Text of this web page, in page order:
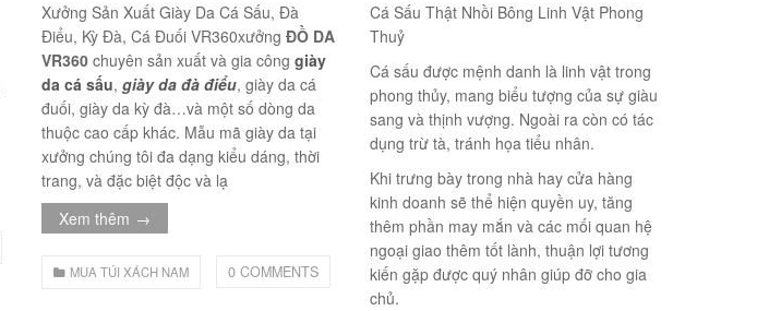
Xưởng Sản Xuất Giày Da Cá Sấu, Đà
Điểu, Kỳ Đà, Cá Đuối VR360xưởng ĐỒ DA
VR360chuyên sản xuất và gia công giày
da cá sấu, giày da đà điểu, giày da cá
đuối, giày da kỳ đà…và một số dòng da
thuộc cao cấp khác. Mẫu mã giày da tại
xưởng chúng tôi đa dạng kiểu dáng, thời
trang, và đặc biệt độc và lạ
Xem thêm →
MUA TÚI XÁCH NAM 0 COMMENTS
Cá Sấu Thật Nhồi Bông Linh Vật Phong
Thuỷ
Cá sấu được mệnh danh là linh vật trong
phong thủy, mang biểu tượng của sự giàu
sang và thịnh vượng. Ngoài ra còn có tác
dụng trừ tà, tránh họa tiểu nhân.
Khi trưng bày trong nhà hay cửa hàng
kinh doanh sẽ thể hiện quyền uy, tăng
thêm phần may mắn và các mối quan hệ
ngoại giao thêm tốt lành, thuận lợi tương
kiến gặp được quý nhân giúp đỡ cho gia
chủ.